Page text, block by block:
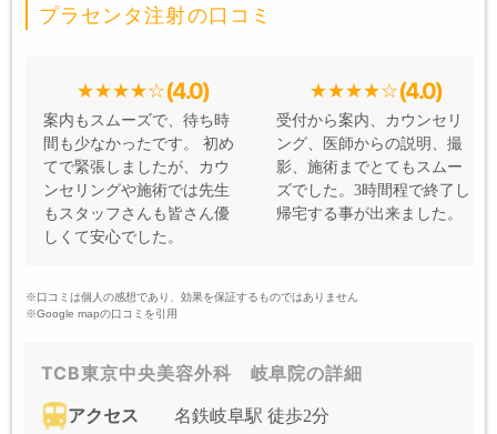
プラセンタ注射の口コミ
(4.0)
案内もスムーズで、待ち時
間も少なかったです。 初め
てで緊張しましたが、カウ
ンセリングや施術では先生
もスタッフさんも皆さん優
しくて安心でした。
(4.0)
受付から案内、カウンセリ
ング、医師からの説明、撮
影、施術までとてもスムー
ズでした。3時間程で終了し
帰宅する事が出来ました。
※口コミは個人の感想であり、効果を保証するものではありません
※Google mapの口コミを引用
TCB東京中央美容外科 岐阜院の詳細
アクセス 名鉄岐阜駅 徒歩2分